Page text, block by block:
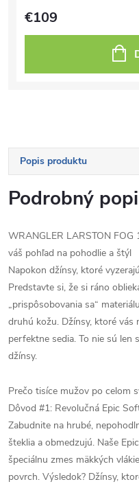
€109
Popis produktu
Podrobný
WRANGLER LARSTON
váš pohľad na pohodlie a štýl
Napokon džínsy, ktoré
Predstavte si, že si ráno
„prispôsobovania sa“
druhú kožu. Džínsy, ktoré vás
perfektne sedia. To nie sú
džínsy.
Prečo tisíce mužov po celom
Dôvod #1: Revolučná Epic
Zabudnite na hrubé,
šteklia a obmedzujú. Naše
špeciálnu zmes mäkkých
povrch. Výsledok? Džínsy,